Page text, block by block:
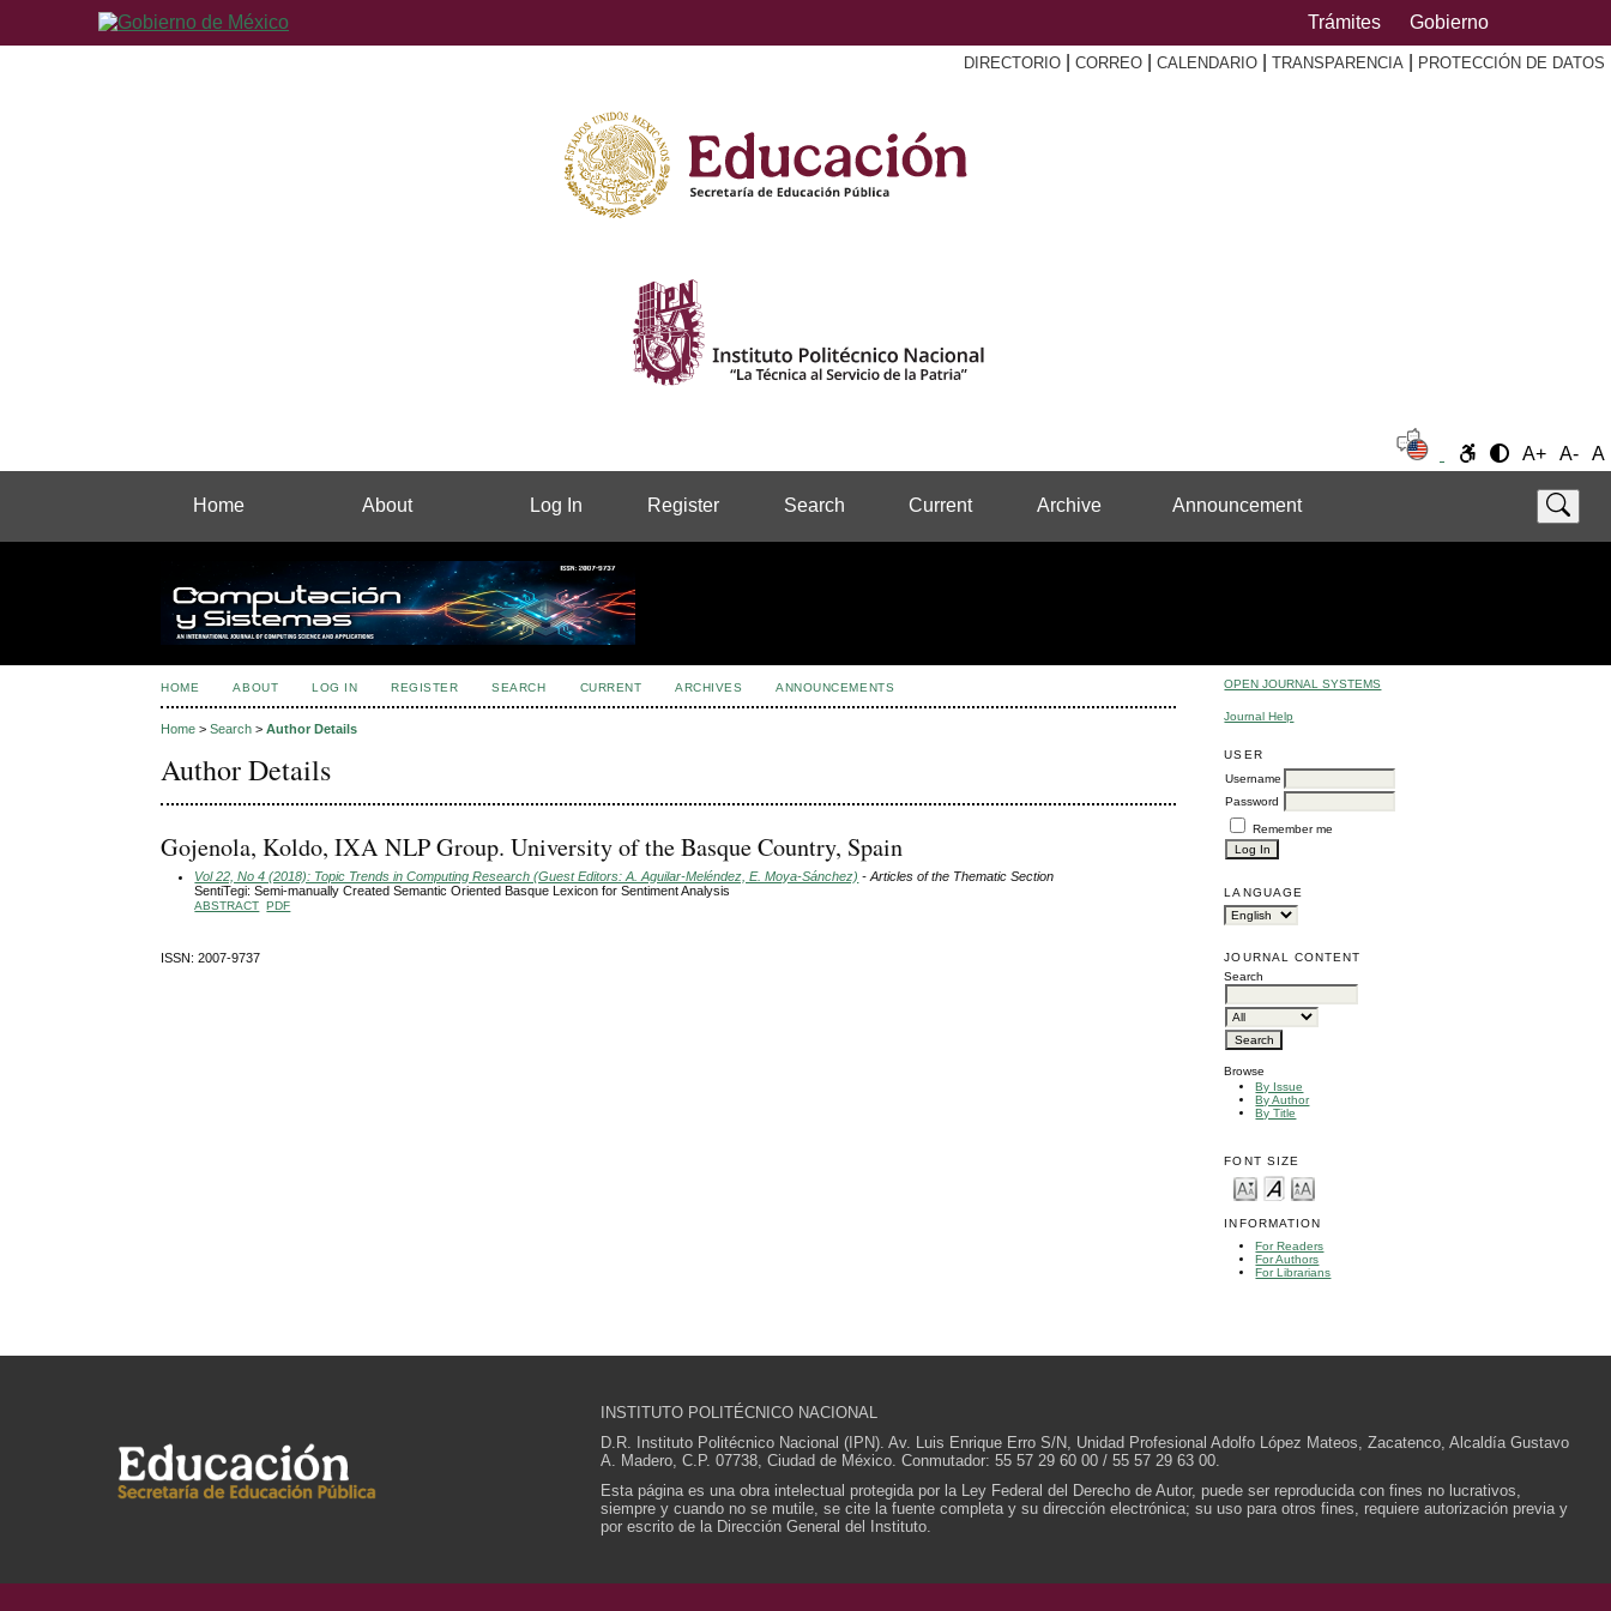
Trámites Gobierno
DIRECTORIO CORREO CALENDARIO TRANSPARENCIA PROTECCIÓN DE DATOS
A+ A- A
Home About Log In Register Search Current Archive Announcement
OPEN JOURNAL SYSTEMS
Journal Help
USER
Username
Password
Remember me
LANGUAGE
JOURNAL CONTENT
Search
Browse
By Issue
By Author
By Title
FONT SIZE
INFORMATION
For Readers
For Authors
For Librarians
HOME ABOUT LOG IN REGISTER SEARCH CURRENT ARCHIVES ANNOUNCEMENTS
Home >Search >Author Details
Author Details
Gojenola, Koldo, IXA NLP Group. University of the Basque Country, Spain
Vol 22, No 4 (2018): Topic Trends in Computing Research (Guest Editors: A. Aguilar-Meléndez, E. Moya-Sánchez) - Articles of the Thematic Section
SentiTegi: Semi-manually Created Semantic Oriented Basque Lexicon for Sentiment Analysis
ABSTRACT PDF
ISSN: 2007-9737
INSTITUTO POLITÉCNICO NACIONAL
D.R. Instituto Politécnico Nacional (IPN). Av. Luis Enrique Erro S/N, Unidad Profesional Adolfo López Mateos, Zacatenco, Alcaldía Gustavo
A. Madero, C.P. 07738, Ciudad de México. Conmutador: 55 57 29 60 00 / 55 57 29 63 00.
Esta página es una obra intelectual protegida por la Ley Federal del Derecho de Autor, puede ser reproducida con fines no lucrativos,
siempre y cuando no se mutile, se cite la fuente completa y su dirección electrónica; su uso para otros fines, requiere autorización previa y
por escrito de la Dirección General del Instituto.